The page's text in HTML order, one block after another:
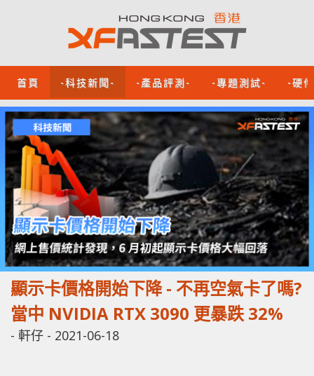
首頁 -科技新聞- -產品評測- -專題測試- -硬
顯示卡價格開始下降 - 不再空氣卡了嗎?
當中 NVIDIA RTX 3090 更暴跌 32%
- 軒仔 - 2021-06-18